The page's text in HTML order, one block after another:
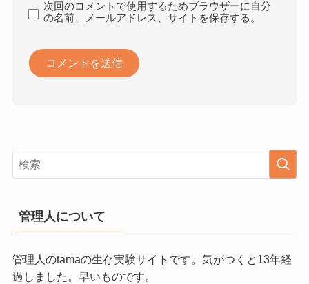
次回のコメントで使用するためブラウザーに自分
の名前、メールアドレス、サイトを保存する。
管理人について
管理人のtamaの生存実験サイトです。気がつくと13年経
過しました。早いものです。